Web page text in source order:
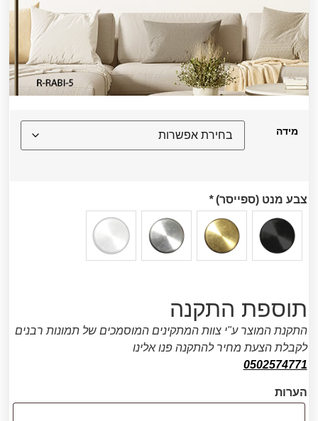
מידה
צבע מנט (ספייסר)*
תוספת התקנה
התקנת המוצר ע"י צוות המתקינים המוסמכים של תמונות רבנים
לקבלת הצעת מחיר להתקנה פנו אלינו
0502574771
הערות